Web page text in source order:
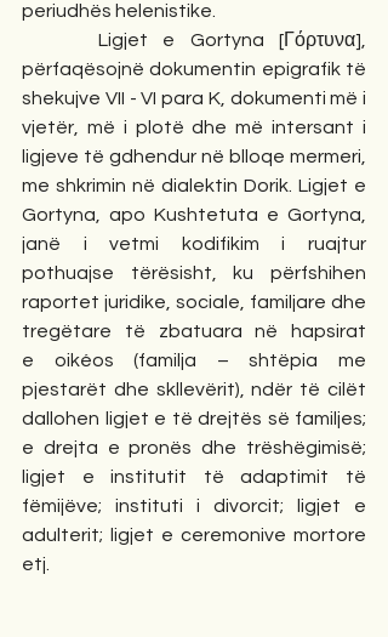
periudhës helenistike.
Ligjet e Gortyna [Γόρτυνα],
përfaqësojnë dokumentin epigrafik të
shekujve VII - VI para K, dokumenti më i
vjetër, më i plotë dhe më intersant i
ligjeve të gdhendur në blloqe mermeri,
me shkrimin në dialektin Dorik. Ligjet e
Gortyna, apo Kushtetuta e Gortyna,
janë i vetmi kodifikim i ruajtur
pothuajse tërësisht, ku përfshihen
raportet juridike, sociale, familjare dhe
tregëtare të zbatuara në hapsirat
e oikéos (familja – shtëpia me
pjestarët dhe skllevërit), ndër të cilët
dallohen ligjet e të drejtës së familjes;
e drejta e pronës dhe trëshëgimisë;
ligjet e institutit të adaptimit të
fëmijëve; instituti i divorcit; ligjet e
adulterit; ligjet e ceremonive mortore
etj.